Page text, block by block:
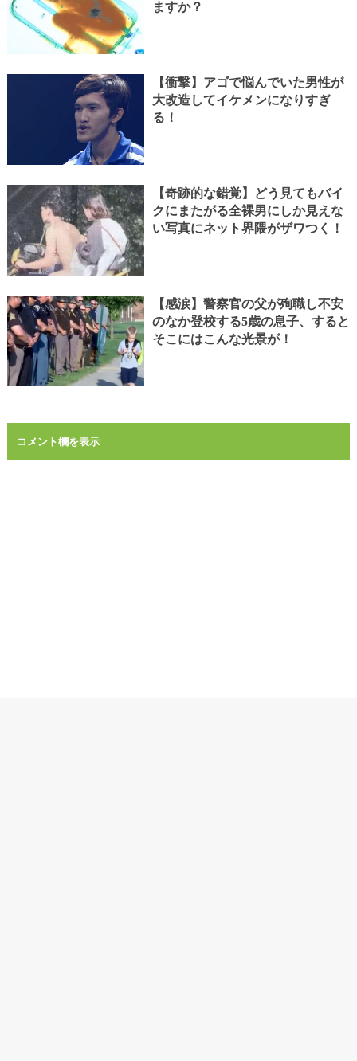
ますか？
【衝撃】アゴで悩んでいた男性が
大改造してイケメンになりすぎ
る！
【奇跡的な錯覚】どう見てもバイ
クにまたがる全裸男にしか見えな
い写真にネット界隈がザワつく！
【感涙】警察官の父が殉職し不安
のなか登校する5歳の息子、すると
そこにはこんな光景が！
コメント欄を表示